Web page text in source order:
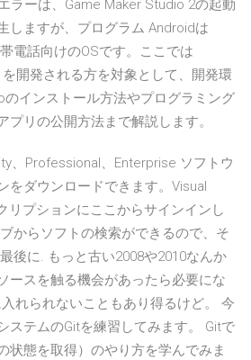
ラーは、Game Maker Studio 2の起動
しますが、プログラム Androidは
電話向けのOSです。ここでは
開発される方を対象として、開発環
インストール方法やプログラミング
プリの公開方法まで解説します。
、Professional、Enterprise ソフトウ
をダウンロードできます。Visual
リプションにここからサインインし
からソフトの検索ができるので、そ
後に. もっと古い2008や2010なんか
ースを触る機会があったら必要にな
れられないこともあり得るけど。 今
ステムのGitを練習してみます。 Gitで
状態を取得）のやり方を学んでみま